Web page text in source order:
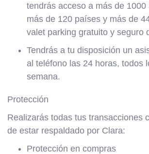
tendrás acceso a más de 1000
más de 120 países y más de
valet parking gratuito y seguro
Tendrás a tu disposición un
al teléfono las 24 horas, todos
semana.
Protección
Realizarás todas tus transacciones
de estar respaldado por Clara:
Protección en compras